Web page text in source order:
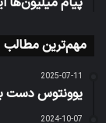
مهم‌ترین مطالب
2025-07-11
یوونتوس دست
2024-10-07